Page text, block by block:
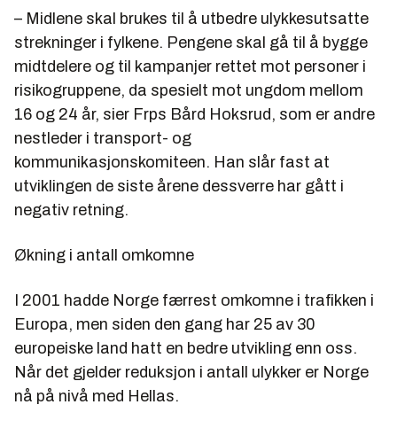
– Midlene skal brukes til å utbedre ulykkesutsatte
strekninger i fylkene. Pengene skal gå til å bygge
midtdelere og til kampanjer rettet mot personer i
risikogruppene, da spesielt mot ungdom mellom
16 og 24 år, sier Frps Bård Hoksrud, som er andre
nestleder i transport- og
kommunikasjonskomiteen. Han slår fast at
utviklingen de siste årene dessverre har gått i
negativ retning.
Økning i antall omkomne
I 2001 hadde Norge færrest omkomne i trafikken i
Europa, men siden den gang har 25 av 30
europeiske land hatt en bedre utvikling enn oss.
Når det gjelder reduksjon i antall ulykker er Norge
nå på nivå med Hellas.